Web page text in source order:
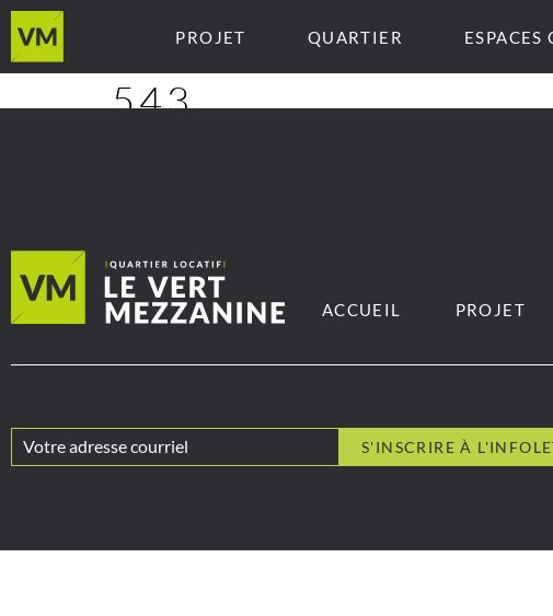
PROJET QUARTIER ESPACES
543
ACCUEIL PROJET